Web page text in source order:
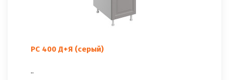
РС 400 Д+Я (серый)
..